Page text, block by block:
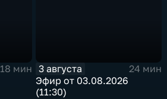
18 мин
3 августа
24 мин
Эфир от 03.08.2026
(11:30)